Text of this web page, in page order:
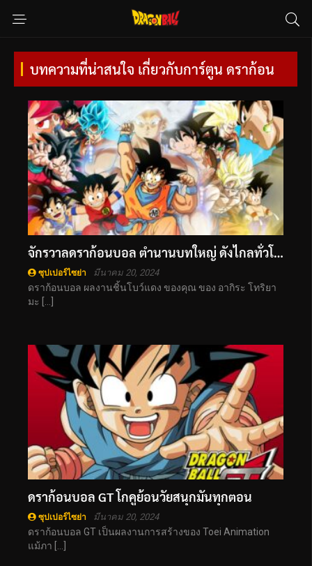
บทความที่น่าสนใจ เกี่ยวกับการ์ตูน ดราก้อน
จักรวาลดราก้อนบอล ตำนานบทใหญ่ ดังไกลทั่วโลก
ซุปเปอร์ไซย่า มีนาคม 20, 2024
ดราก้อนบอล ผลงานชิ้นโบว์แดง ของคุณ ของ อากิระ โทริยา
มะ […]
ดราก้อนบอล GT โกคูย้อนวัยสนุกมันทุกตอน
ซุปเปอร์ไซย่า มีนาคม 20, 2024
ดราก้อนบอล GT เป็นผลงานการสร้างของ Toei Animation
แม้ภา […]